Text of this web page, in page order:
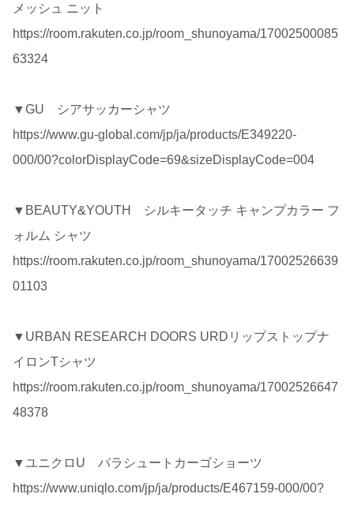
メッシュ ニット
https://room.rakuten.co.jp/room_shunoyama/17002500085
63324
▼GU シアサッカーシャツ
https://www.gu-global.com/jp/ja/products/E349220-
000/00?colorDisplayCode=69&sizeDisplayCode=004
▼BEAUTY&YOUTH シルキータッチ キャンプカラー フ
ォルム シャツ
https://room.rakuten.co.jp/room_shunoyama/17002526639
01103
▼URBAN RESEARCH DOORS URDリップストップナ
イロンTシャツ
https://room.rakuten.co.jp/room_shunoyama/17002526647
48378
▼ユニクロU パラシュートカーゴショーツ
https://www.uniqlo.com/jp/ja/products/E467159-000/00?